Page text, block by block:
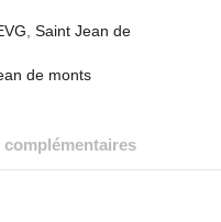
Saint Jean de
de monts